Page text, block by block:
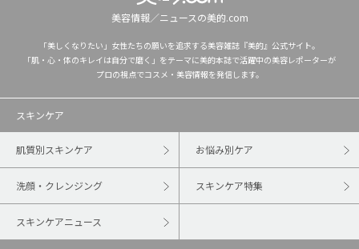
美容情報／ニュースの美的.com
「美しくなりたい」女性たちの願いを追求する美容雑誌『美的』公式サイト。
「肌・心・体のキレイは自分で磨く」をテーマに美的本誌で活躍中の美容レポーターが
プロの視点でコスメ・美容情報を発信します。
スキンケア
肌質別スキンケア お悩み別ケア
洗顔・クレンジング スキンケア特集
スキンケアニュース